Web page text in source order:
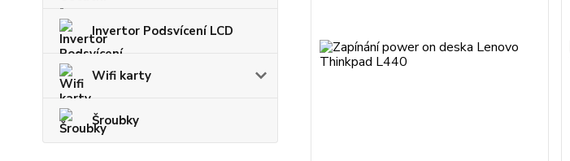
Invertor Podsvícení LCD
Wifi karty
Šroubky